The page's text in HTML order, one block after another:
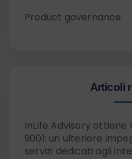
Product governance
Articoli
InLife Advisory ottiene
9001: un ulteriore
servizi dedicati agli